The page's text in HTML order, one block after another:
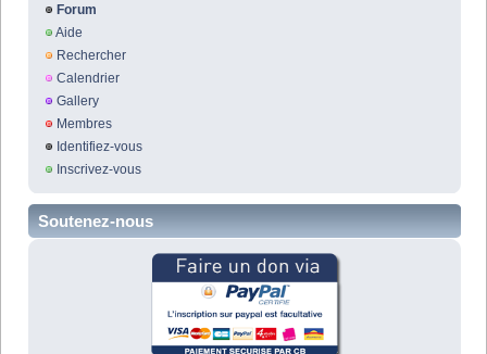
Forum
Aide
Rechercher
Calendrier
Gallery
Membres
Identifiez-vous
Inscrivez-vous
Soutenez-nous